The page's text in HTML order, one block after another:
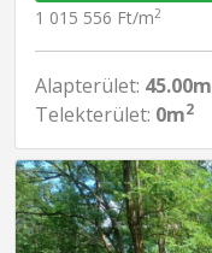
1 015 556 Ft/m2
Alapterület: 45.00m
Telekterület: 0m2